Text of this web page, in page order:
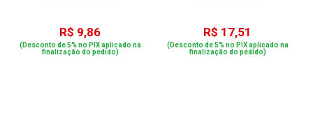
R$ 9,86
(Desconto de 5% no PIX aplicado na
finalização do pedido)
R$ 17,51
(Desconto de 5% no PIX aplicado na
finalização do pedido)